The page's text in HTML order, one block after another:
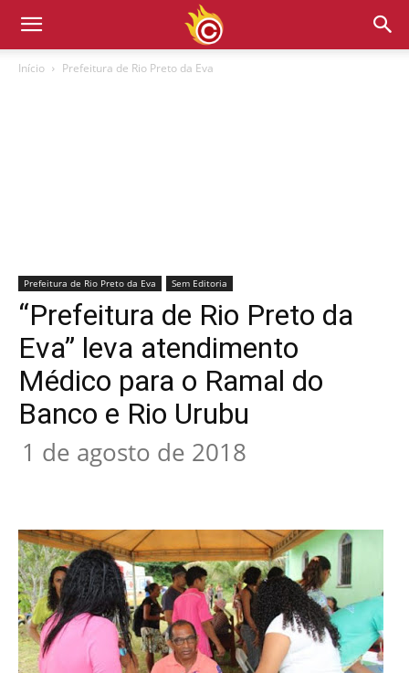
Início Prefeitura de Rio Preto da Eva
Prefeitura de Rio Preto da Eva Sem Editoria
“Prefeitura de Rio Preto da
Eva” leva atendimento
Médico para o Ramal do
Banco e Rio Urubu
1 de agosto de 2018